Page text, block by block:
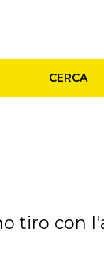
CERCA
tiro con